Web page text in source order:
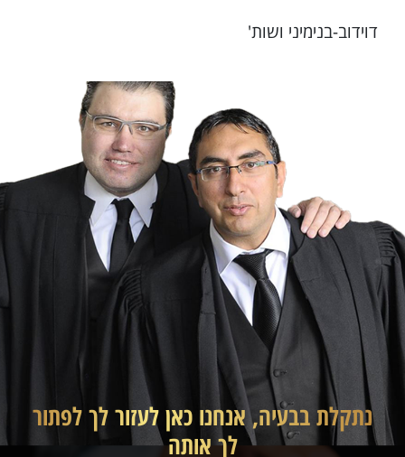
דוידוב-בנימיני ושות'
נתקלת בבעיה, אנחנו כאן לעזור לך לפתור
לך אותה